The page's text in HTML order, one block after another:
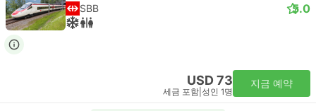
SBB 5.0
USD 73
세금 포함 성인 1명
지금 예약